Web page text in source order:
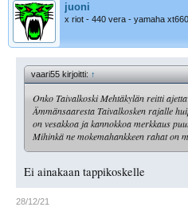
juoni
x riot - 440 vera - yamaha
vaari55 kirjoitti:↑
Onko Taivalkoski Mehtäkylän reitti
Ämmänsaaresta Taivalkosken rajalle
on vesakkoa ja kannokkoa merkkaus
Mihinkä ne mokemahankkeen rahat on
Ei ainakaan tappikoskelle
28/12/21